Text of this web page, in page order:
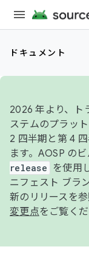
ドキュメント
2026 年より、ト
ステムのプラッ
2 四半期と第 4
ます。AOSP の
release
を使用
ニフェスト ブラ
新のリリースを
変更点をご覧くだ